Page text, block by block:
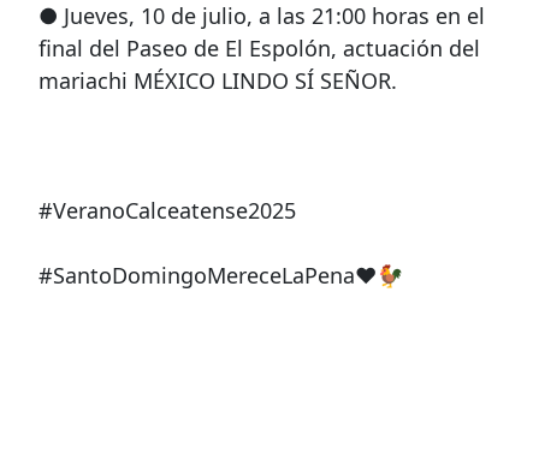
● Jueves, 10 de julio, a las 21:00 horas en el
final del Paseo de El Espolón, actuación del
mariachi MÉXICO LINDO SÍ SEÑOR.
#VeranoCalceatense2025
#SantoDomingoMereceLaPena❤️🐓